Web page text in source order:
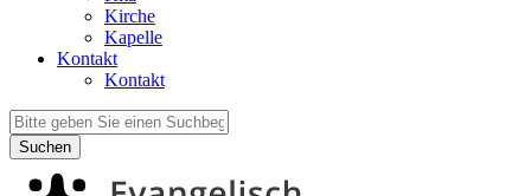
Kirche
Kapelle
Kontakt
Kontakt
Suchen